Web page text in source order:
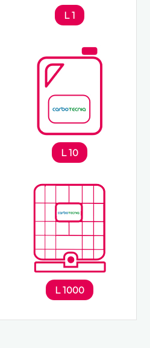
1 L
10 L
1000 L